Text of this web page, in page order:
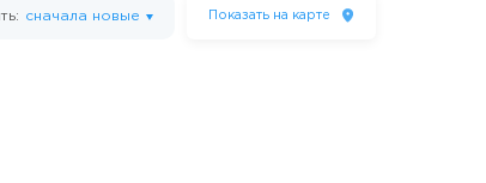
сначала новые Показать на карте